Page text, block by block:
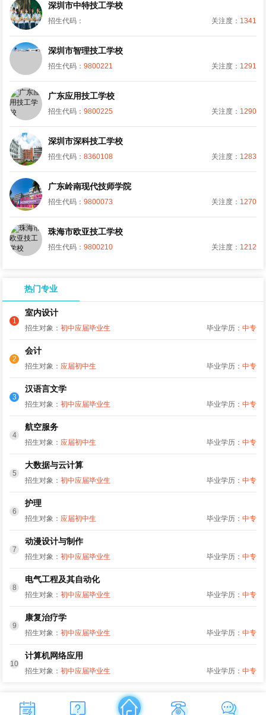
深圳市中特技工学校
招生代码： 关注度： 1341
深圳市智理技工学校
招生代码：9800221 关注度： 1291
广东应用技工学校
招生代码：9800225 关注度： 1290
深圳市深科技工学校
招生代码：8360108 关注度： 1283
广东岭南现代技师学院
招生代码：9800073 关注度： 1270
珠海市欧亚技工学校
招生代码：9800210 关注度： 1212
热门专业
1
室内设计
招生对象：初中应届毕业生 毕业学历： 中专
2
会计
招生对象：应届初中生 毕业学历： 中专
3
汉语言文学
招生对象：初中应届毕业生 毕业学历： 中专
4
航空服务
招生对象：应届初中生 毕业学历： 中专
5
大数据与云计算
招生对象：初中应届毕业生 毕业学历： 中专
6
护理
招生对象：应届初中生 毕业学历： 中专
7
动漫设计与制作
招生对象：初中应届毕业生 毕业学历： 中专
8
电气工程及其自动化
招生对象：初中应届毕业生 毕业学历： 中专
9
康复治疗学
招生对象：初中应届毕业生 毕业学历： 中专
10
计算机网络应用
招生对象：初中应届毕业生 毕业学历： 中专